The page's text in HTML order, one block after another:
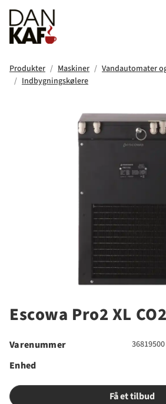
Produkter Maskiner
Vandautomater
Indbygningskølere
Escowa Pro2 XL
Varenummer 36819500
Enhed
Få et tilbud